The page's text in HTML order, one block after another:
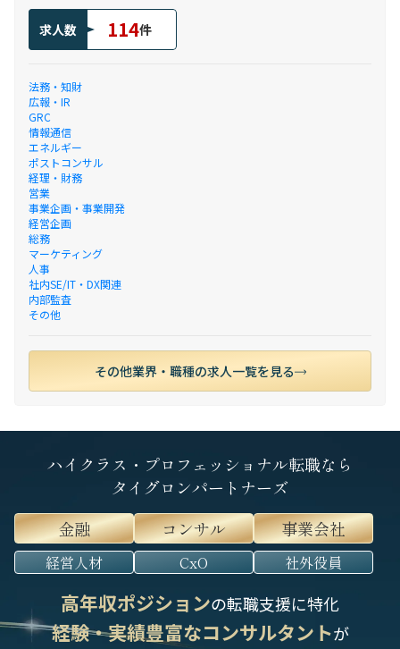
求人数 114件
法務・知財
広報・IR
GRC
情報通信
エネルギー
ポストコンサル
経理・財務
営業
事業企画・事業開発
経営企画
総務
マーケティング
人事
社内SE/IT・DX関連
内部監査
その他
その他業界・職種の求人一覧を見る
ハイクラス・プロフェッショナル転職なら
タイグロンパートナーズ
金融
コンサル 事業会社
経営人材 CxO 社外役員
高年収ポジションの転職支援に特化
経験・実績豊富なコンサルタントが